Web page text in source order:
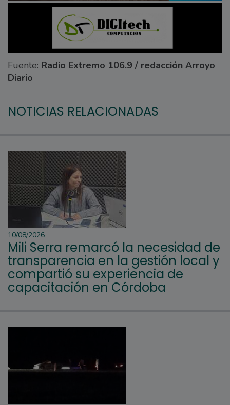
Fuente: Radio Extremo 106.9 / redacción Arroyo
Diario
NOTICIAS RELACIONADAS
10/08/2026
Mili Serra remarcó la necesidad de
transparencia en la gestión local y
compartió su experiencia de
capacitación en Córdoba